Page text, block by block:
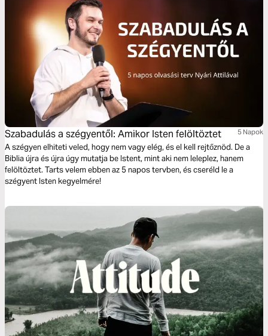
Szabadulás a szégyentől: Amikor Isten felöltöztet 5 Napok
A szégyen elhiteti veled, hogy nem vagy elég, és el kell rejtőznöd. De a
Biblia újra és újra úgy mutatja be Istent, mint aki nem leleplez, hanem
felöltöztet. Tarts velem ebben az 5 napos tervben, és cseréld le a
szégyent Isten kegyelmére!